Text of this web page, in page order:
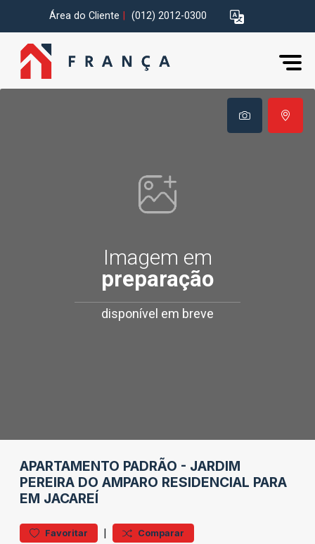
Área do Cliente (012) 2012-0300
Imagem em
preparação
disponível em breve
APARTAMENTO PADRÃO - JARDIM
PEREIRA DO AMPARO RESIDENCIAL PARA
EM JACAREÍ
Favoritar | Comparar